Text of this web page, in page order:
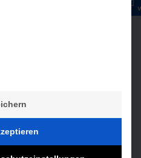
Gruppen, für die